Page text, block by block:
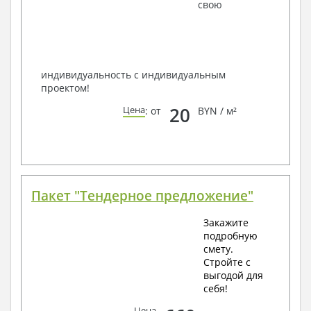
свою
индивидуальность с индивидуальным
проектом!
Цена: от 20 BYN / м²
Пакет "Тендерное предложение"
Закажите
подробную
смету.
Стройте с
выгодой для
себя!